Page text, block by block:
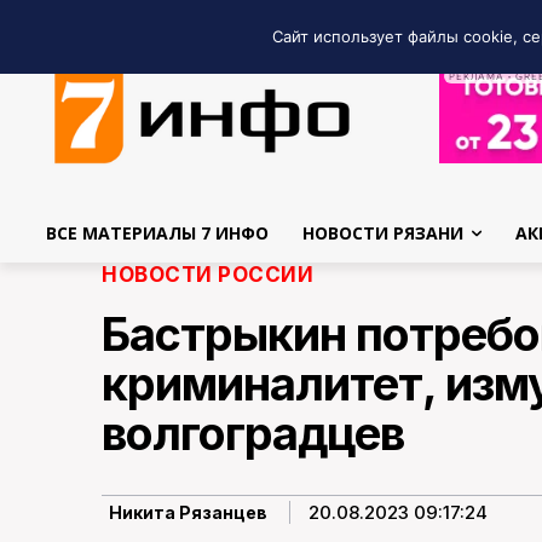
РЕКЛАМА •
ВСЕ МАТЕРИАЛЫ 7 ИНФО НОВОСТИ РЯЗАНИ
НОВОСТИ РОССИИ
Бастрыкин
криминалитет,
волгоградцев
Никита Рязанцев 20.08.2023 09:17:24
Сайт использует файлы cookie,